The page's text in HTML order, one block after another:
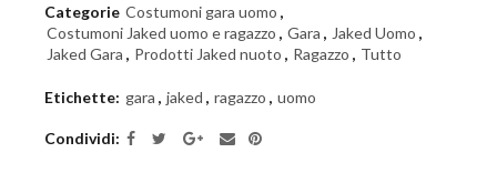
Categorie Costumoni gara uomo ,
Costumoni Jaked uomo e ragazzo , Gara , Jaked Uomo ,
Jaked Gara , Prodotti Jaked nuoto , Ragazzo , Tutto
Etichette: gara , jaked , ragazzo , uomo
Condividi